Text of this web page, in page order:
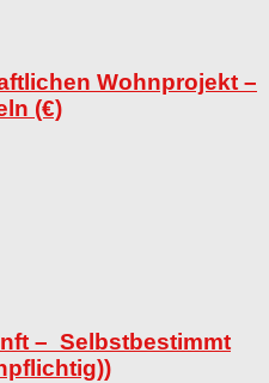
Wohnprojekt –
(€)
– Selbstbestimmt